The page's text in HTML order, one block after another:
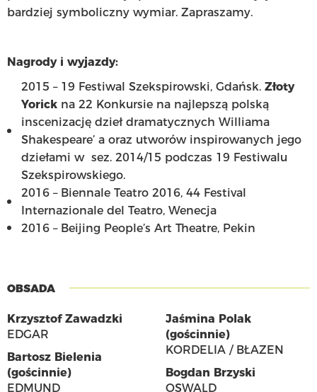
bardziej symboliczny wymiar. Zapraszamy.
Nagrody i wyjazdy:
2015 – 19 Festiwal Szekspirowski, Gdańsk. Złoty
Yorick na 22 Konkursie na najlepszą polską
inscenizację dzieł dramatycznych Williama
Shakespeare’ a oraz utworów inspirowanych jego
dziełami w sez. 2014/15 podczas 19 Festiwalu
Szekspirowskiego.
2016 – Biennale Teatro 2016, 44 Festival
Internazionale del Teatro, Wenecja
2016 – Beijing People’s Art Theatre, Pekin
OBSADA
Krzysztof Zawadzki
EDGAR
Bartosz Bielenia
(gościnnie)
EDMUND
Jaśmina Polak
(gościnnie)
KORDELIA / BŁAZEN
Bogdan Brzyski
OSWALD